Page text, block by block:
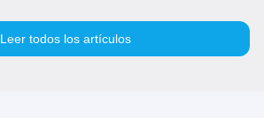
Leer todos los artículos